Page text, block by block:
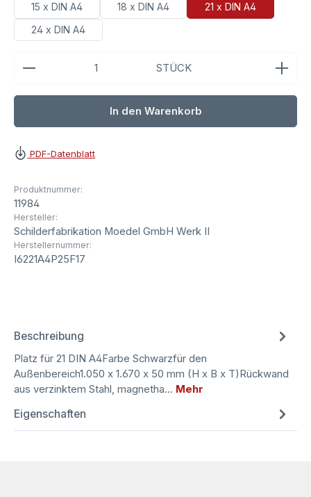
15 x DIN A4 18 x DIN A4
21 x DIN A4
24 x DIN A4
Produkt Anzahl: Gib den gewünschten Wert ein
STÜCK
In den Warenkorb
PDF-Datenblatt
Produktnummer:
11984
Hersteller:
Schilderfabrikation Moedel GmbH Werk II
Herstellernummer:
I6221A4P25F17
Beschreibung
Platz für 21 DIN A4Farbe Schwarzfür den
Außenbereich1.050 x 1.670 x 50 mm (H x B x T)Rückwand
aus verzinktem Stahl, magnetha… Mehr
Eigenschaften